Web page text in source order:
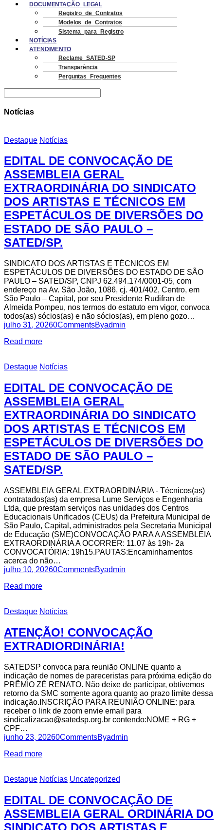
DOCUMENTAÇÃO LEGAL
Registro de Contratos
Modelos de Contratos
Sistema para Registro
NOTÍCIAS
ATENDIMENTO
Reclame SATED-SP
Transparência
Perguntas Frequentes
Notícias
Destaque Notícias
EDITAL DE CONVOCAÇÃO DE
ASSEMBLEIA GERAL
EXTRAORDINÁRIA DO SINDICATO
DOS ARTISTAS E TÉCNICOS EM
ESPETÁCULOS DE DIVERSÕES DO
ESTADO DE SÃO PAULO –
SATED/SP.
SINDICATO DOS ARTISTAS E TÉCNICOS EM
ESPETÁCULOS DE DIVERSÕES DO ESTADO DE SÃO
PAULO – SATED/SP, CNPJ 62.494.174/0001-05, com
endereço na Av. São João, 1086, cj. 401/402, Centro, em
São Paulo – Capital, por seu Presidente Rudifran de
Almeida Pompeu, nos termos do estatuto em vigor, convoca
todos(as) sócios(as) e não sócios(as), em pleno gozo…
julho 31, 20260CommentsByadmin
Read more
Destaque Notícias
EDITAL DE CONVOCAÇÃO DE
ASSEMBLEIA GERAL
EXTRAORDINÁRIA DO SINDICATO
DOS ARTISTAS E TÉCNICOS EM
ESPETÁCULOS DE DIVERSÕES DO
ESTADO DE SÃO PAULO –
SATED/SP.
ASSEMBLEIA GERAL EXTRAORDINÁRIA - Técnicos(as)
contratados(as) da empresa Lume Serviços e Engenharia
Ltda, que prestam serviços nas unidades dos Centros
Educacionais Unificados (CEUs) da Prefeitura Municipal de
São Paulo, Capital, administrados pela Secretaria Municipal
de Educação (SME)CONVOCAÇÃO PARA A ASSEMBLEIA
EXTRAORDINÁRIA A OCORRER: 11.07 às 19h- 2a
CONVOCATÓRIA: 19h15.PAUTAS:Encaminhamentos
acerca do não…
julho 10, 20260CommentsByadmin
Read more
Destaque Notícias
ATENÇÃO! CONVOCAÇÃO
EXTRADIORDINÁRIA!
SATEDSP convoca para reunião ONLINE quanto a
indicação de nomes de pareceristas para próxima edição do
PRÊMIO ZÉ RENATO. Não deixe de participar, obtivemos
retorno da SMC somente agora quanto ao prazo limite dessa
indicação.INSCRIÇÃO PARA REUNIÃO ONLINE: para
receber o link de zoom envie email para
sindicalizacao@satedsp.org.br contendo:NOME + RG +
CPF…
junho 23, 20260CommentsByadmin
Read more
Destaque Notícias Uncategorized
EDITAL DE CONVOCAÇÃO DE
ASSEMBLEIA GERAL ORDINÁRIA DO
SINDICATO DOS ARTISTAS E